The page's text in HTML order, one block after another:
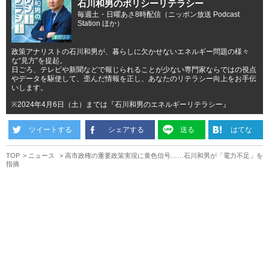
石川和男のポリシーリテラシー
毎週土・日曜あさ8時配信（ニッポン放送 Podcast
Station ほか）
政策アナリストの石川和男が、暮らしに欠かせないエネルギー問題の様々
な“見方”を提起。
日ごろ、テレビや新聞などで報じられることが少ない専門家ならではの視点
やデータを駆使して、歪んだ情報を正し、あなたのリテラシー向上をお手伝
いします。
※2024年4月6日（土）までは『石川和男のエネルギーリテラシー』
ツイートする シェアする 送る はてな
TOP ニュース
高市政権の重要政策実現に黄色信号……石川和男が「電力不足」を
指摘